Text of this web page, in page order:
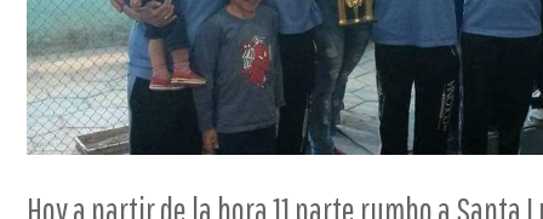
Hoy a partir de la hora 11 parte rumbo a Santa